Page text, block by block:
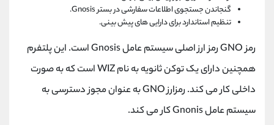
گنجاندن جستجوی اطلاعات سفارشی در بستر Gnosis.
تنظیم استاندارد برای دارایی های پیش بینی.
رمز GNO رمز ارز اصلی سیستم عامل Gnosis است. این پلتفرم
همچنین دارای یک توکن ثانویه به نام WIZ است که به صورت
داخلی کار می کند. رمزارز GNO به عنوان مجوز دسترسی به
سیستم عامل Gnonis کار می کند.